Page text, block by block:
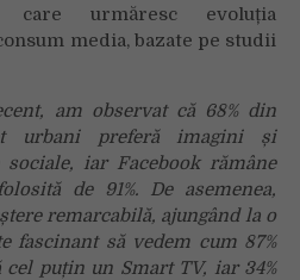
urmăresc evoluția
media, bazate pe studii
am observat că 68% din
urbani preferă imagini și
iar Facebook rămâne
de 91%. De asemenea,
remarcabilă, ajungând la o
fascinant să vedem cum 87%
puțin un Smart TV, iar 34%